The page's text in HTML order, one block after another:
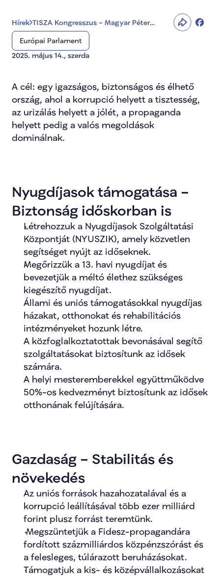
Hírek TISZA Kongresszus – Magyar Péter
bejelentette az első programpontokat
Európai Parlament
2025. május 14., szerda
A cél: egy igazságos, biztonságos és élhető
ország, ahol a korrupció helyett a tisztesség,
az urizálás helyett a jólét, a propaganda
helyett pedig a valós megoldások
dominálnak.
Nyugdíjasok támogatása –
Biztonság időskorban is
Létrehozzuk a Nyugdíjasok Szolgáltatási
Központját (NYUSZIK), amely közvetlen
segítséget nyújt az időseknek.
Megőrizzük a 13. havi nyugdíjat és
bevezetjük a méltó élethez szükséges
kiegészítő nyugdíjat.
Állami és uniós támogatásokkal nyugdíjas
házakat, otthonokat és rehabilitációs
intézményeket hozunk létre.
A közfoglalkoztatottak bevonásával segítő
szolgáltatásokat biztosítunk az idősek
számára.
A helyi mesteremberekkel együttműködve
50%-os kedvezményt biztosítunk az idősek
otthonának felújítására.
Gazdaság – Stabilitás és
növekedés
Az uniós források hazahozatalával és a
korrupció leállításával több ezer milliárd
forint plusz forrást teremtünk.
Megszüntetjük a Fidesz-propagandára
fordított százmilliárdos közpénzszórást és
a felesleges, túlárazott beruházásokat.
Támogatjuk a kis- és középvállalkozásokat